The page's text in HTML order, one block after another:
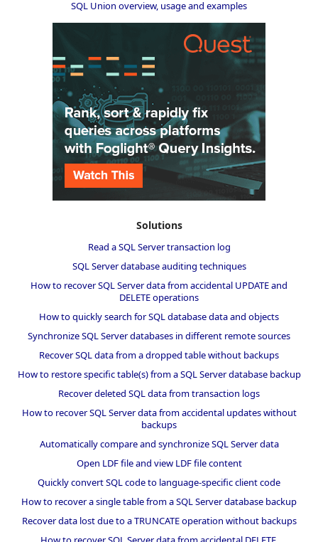
SQL Union overview, usage and examples
Solutions
Read a SQL Server transaction log
SQL Server database auditing techniques
How to recover SQL Server data from accidental UPDATE and
DELETE operations
How to quickly search for SQL database data and objects
Synchronize SQL Server databases in different remote sources
Recover SQL data from a dropped table without backups
How to restore specific table(s) from a SQL Server database backup
Recover deleted SQL data from transaction logs
How to recover SQL Server data from accidental updates without
backups
Automatically compare and synchronize SQL Server data
Open LDF file and view LDF file content
Quickly convert SQL code to language-specific client code
How to recover a single table from a SQL Server database backup
Recover data lost due to a TRUNCATE operation without backups